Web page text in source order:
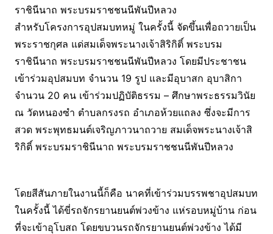
ราชินีนาถ พระบรมราชชนนีพันปีหลวง
สำหรับโครงการอุปสมบทหมู่ ในครั้งนี้ จัดขึ้นเพื่อถวายเป็น
พระราชกุศล แด่สมเด็จพระนางเจ้าสิริกิติ์ พระบรม
ราชินีนาถ พระบรมราชชนนีพันปีหลวง โดยมีประชาชน
เข้าร่วมอุปสมบท จำนวน 19 รูป และมีอุบาสก อุบาสิกา
จำนวน 20 คน เข้าร่วมปฏิบัติธรรม – ศึกษาพระธรรมวินัย
ณ วัดหนองซำ ตำบลกรงรถ อำเภอห้วยแถลง ซึ่งจะมีการ
สวด พระพุทธมนต์เจริญภาวนาถวาย สมเด็จพระนางเจ้าสิ
ริกิติ์ พระบรมราชินีนาถ พระบรมราชชนนีพันปีหลวง
โดยสีสันภายในงานนี้ก็คือ นาคที่เข้าร่วมบรรพชาอุปสมบท
ในครั้งนี้ ได้ขี่รถจักรยานยนต์พ่วงข้าง แห่รอบหมู่บ้าน ก่อน
ที่จะเข้าอุโบสถ โดยขบวนรถจักรยานยนต์พ่วงข้าง ได้มี